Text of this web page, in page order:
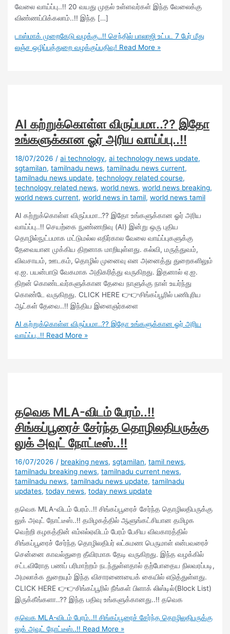
வேலை வாய்ப்பு..!! 20 வயது முதல் உள்ளவர்கள் இந்த வேலைக்கு
விண்ணப்பிக்கலாம்..!! இந்த […]
டாஸ்மாக் முறைகேடு வழக்கு..!! செந்தில் பாலாஜி உட்பட 7 பேர் மீது
லஞ்ச ஒழிப்புத்துறை வழக்குப்பதிவு! Read More »
AI கற்றுக்கொள்ள விருப்பமா..?? இதோ
உங்களுக்கான ஓர் அரிய வாய்ப்பு..!!
18/07/2026 /ai technology,ai technology news update,
sgtamilan,tamilnadu news,tamilnadu news current,
tamilnadu news update,technology related course,
technology related news,world news,world news breaking,
world news current,world news in tamil,world news tamil
AI கற்றுக்கொள்ள விருப்பமா..?? இதோ உங்களுக்கான ஓர் அரிய
வாய்ப்பு..!! செயற்கை நுண்ணறிவு (AI) இன்று ஒரு புதிய
தொழில்நுட்பமாக மட்டுமல்ல எதிர்கால வேலை வாய்ப்புகளுக்கு
தேவையான முக்கிய திறனாக மாறியுள்ளது. கல்வி, மருத்துவம்,
விவசாயம், ஊடகம், தொழில் முனைவு என அனைத்து துறைகளிலும்
ஏ.ஐ. பயன்பாடு வேகமாக அதிகரித்து வருகிறது. இதனால் ஏ.ஐ.
திறன் கொண்டவர்களுக்கான தேவை நாளுக்கு நாள் உயர்ந்து
கொண்டே வருகிறது. CLICK HERE 👉👉சிங்கப்பூரில் பணிபுரிய
ஆட்கள் தேவை..!! இந்திய இளைஞர்களை
AI கற்றுக்கொள்ள விருப்பமா..?? இதோ உங்களுக்கான ஓர் அரிய
வாய்ப்பு..!! Read More »
தவெக MLA-விடம் பேரம்..!!
சிங்கப்பூரைச் சேர்ந்த தொழிலதிபருக்கு
லுக் அவுட் நோட்டீஸ்..!!
16/07/2026 / breaking news,sgtamilan,tamil news,
tamilnadu breaking news,tamilnadu current news,
tamilnadu news,tamilnadu news update,tamilnadu
updates,today news,today news update
தவெக MLA-விடம் பேரம்..!! சிங்கப்பூரைச் சேர்ந்த தொழிலதிபருக்கு
லுக் அவுட் நோட்டீஸ்..!! தமிழகத்தில் ஆளுங்கட்சியான தமிழக
வெற்றி கழகத்தின் எம்எல்ஏவிடம் பேரம் பேசிய விவகாரத்தில்
சிங்கப்பூரைச் சேர்ந்த தொழிலதிபர் லட்சுமண பெருமாள் என்பவரைச்
சென்னை காவல்துறை தீவிரமாக தேடி வருகிறது. இந்த வழக்கில்
சட்டவிரோத பணப் பரிமாற்றம் நடந்துள்ளதால் தற்போதைய நிலவரப்படி,
அமலாக்க துறையும் இந்த விசாரணையைக் கையில் எடுத்துள்ளது.
CLICK HERE 👉👉சிங்கப்பூரில் நீங்கள் பிளாக் லிஸ்டில்(Block List)
இருக்கீங்களா..?? இந்த பதிவு உங்களுக்கானது..!! தவெக
தவெக MLA-விடம் பேரம்..!! சிங்கப்பூரைச் சேர்ந்த தொழிலதிபருக்கு
லுக் அவுட் நோட்டீஸ்..!! Read More »